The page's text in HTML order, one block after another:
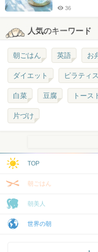
36
人気のキーワード
朝ごはん 英語 お
ダイエット ピラティス
白菜 豆腐 トース
片づけ
TOP
朝ごはん
朝美人
世界の朝